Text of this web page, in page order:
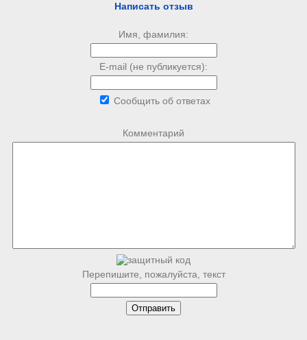
Написать отзыв
Имя, фамилия:
E-mail (не публикуется):
Сообщить об ответах
Комментарий
Перепишите, пожалуйста, текст